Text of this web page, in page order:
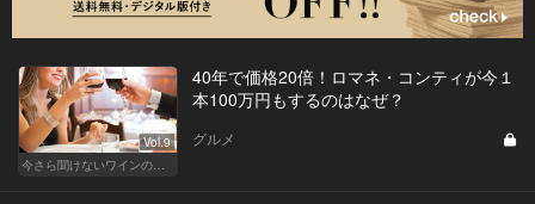
Vol.9
今さら聞けないワインの基礎知識
40年で価格20倍！ロマネ・コンティが今１
本100万円もするのはなぜ？
グルメ